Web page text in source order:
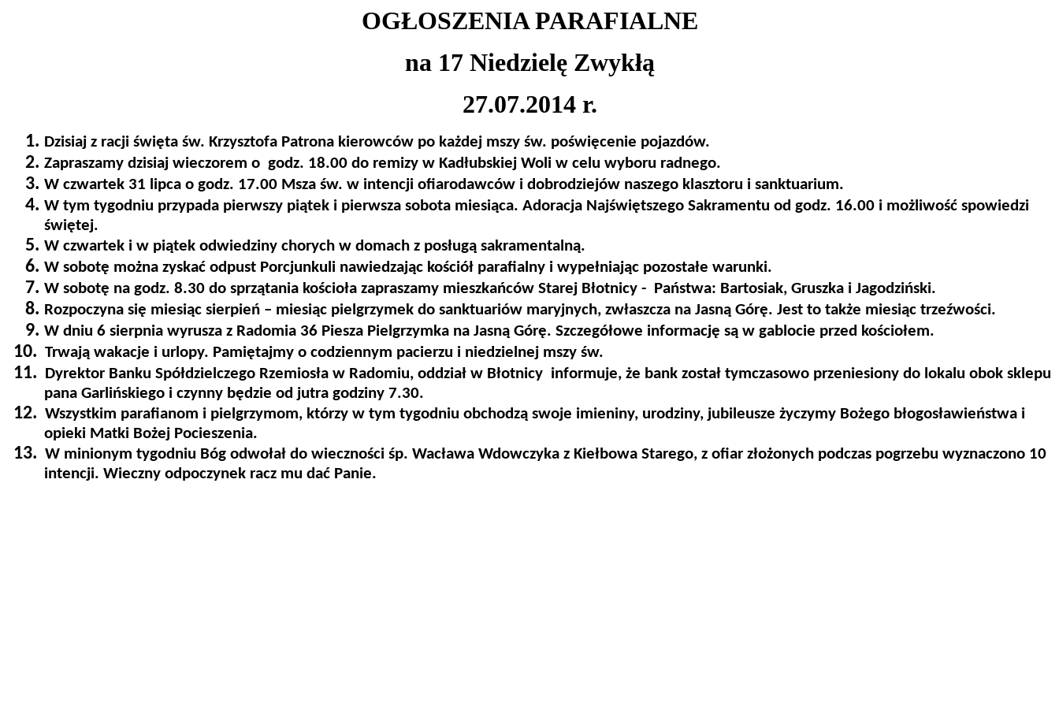
OGŁOSZENIA PARAFIALNE
na 17 Niedzielę Zwykłą
27.07.2014 r.
1. Dzisiaj z racji święta św. Krzysztofa Patrona kierowców po każdej mszy św. poświęcenie pojazdów.
2. Zapraszamy dzisiaj wieczorem o godz. 18.00 do remizy w Kadłubskiej Woli w celu wyboru radnego.
3. W czwartek 31 lipca o godz. 17.00 Msza św. w intencji ofiarodawców i dobrodziejów naszego klasztoru i sanktuarium.
4. W tym tygodniu przypada pierwszy piątek i pierwsza sobota miesiąca. Adoracja Najświętszego Sakramentu od godz. 16.00 i możliwość spowiedzi
świętej.
5. W czwartek i w piątek odwiedziny chorych w domach z posługą sakramentalną.
6. W sobotę można zyskać odpust Porcjunkuli nawiedzając kościół parafialny i wypełniając pozostałe warunki.
7. W sobotę na godz. 8.30 do sprzątania kościoła zapraszamy mieszkańców Starej Błotnicy - Państwa: Bartosiak, Gruszka i Jagodziński.
8. Rozpoczyna się miesiąc sierpień – miesiąc pielgrzymek do sanktuariów maryjnych, zwłaszcza na Jasną Górę. Jest to także miesiąc trzeźwości.
9. W dniu 6 sierpnia wyrusza z Radomia 36 Piesza Pielgrzymka na Jasną Górę. Szczegółowe informację są w gablocie przed kościołem.
10. Trwają wakacje i urlopy. Pamiętajmy o codziennym pacierzu i niedzielnej mszy św.
11.
Dyrektor Banku Spółdzielczego Rzemiosła w Radomiu, oddział w Błotnicy informuje, że bank został tymczasowo przeniesiony do lokalu obok sklepu
pana Garlińskiego i czynny będzie od jutra godziny 7.30.
12. Wszystkim parafianom i pielgrzymom, którzy w tym tygodniu obchodzą swoje imieniny, urodziny, jubileusze życzymy Bożego błogosławieństwa i
opieki Matki Bożej Pocieszenia.
13. W minionym tygodniu Bóg odwołał do wieczności śp. Wacława Wdowczyka z Kiełbowa Starego, z ofiar złożonych podczas pogrzebu wyznaczono 10
intencji. Wieczny odpoczynek racz mu dać Panie.